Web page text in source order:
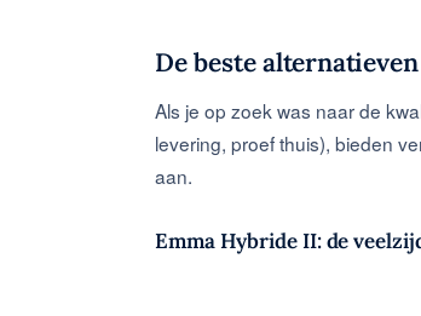
De beste
Als je op zoek was naar de
levering, proef thuis), bieden
aan.
Emma Hybride II: de